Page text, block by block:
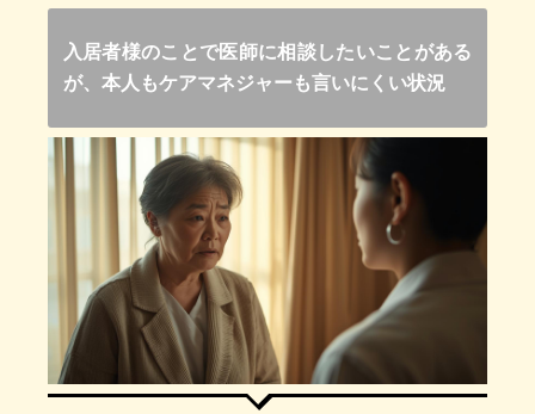
入居者様のことで医師に相談したいことがある
が、本人もケアマネジャーも言いにくい状況